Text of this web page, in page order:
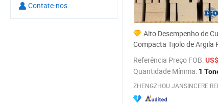
Alto Desempenho de
Compacta Tijolo de Argila
para Forno de Fabricação
Referência Preço FOB:
Quantidade Mínima: 1
Contate-nos.